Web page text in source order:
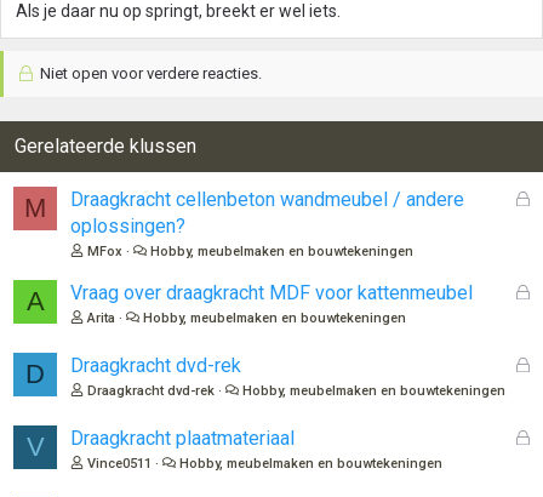
Als je daar nu op springt, breekt er wel iets.
Niet open voor verdere reacties.
Gerelateerde klussen
M
G
o
Draagkracht cellenbeton wandmeubel / andere
oplossingen?
MFox Hobby, meubelmaken en bouwtekeningen
A
G
n
Vraag over draagkracht MDF voor kattenmeubel
Arita Hobby, meubelmaken en bouwtekeningen
D
G
Draagkracht dvd-rek
Draagkracht dvd-rek Hobby, meubelmaken en bouwtekeningen
V
G
Draagkracht plaatmateriaal
Vince0511 Hobby, meubelmaken en bouwtekeningen